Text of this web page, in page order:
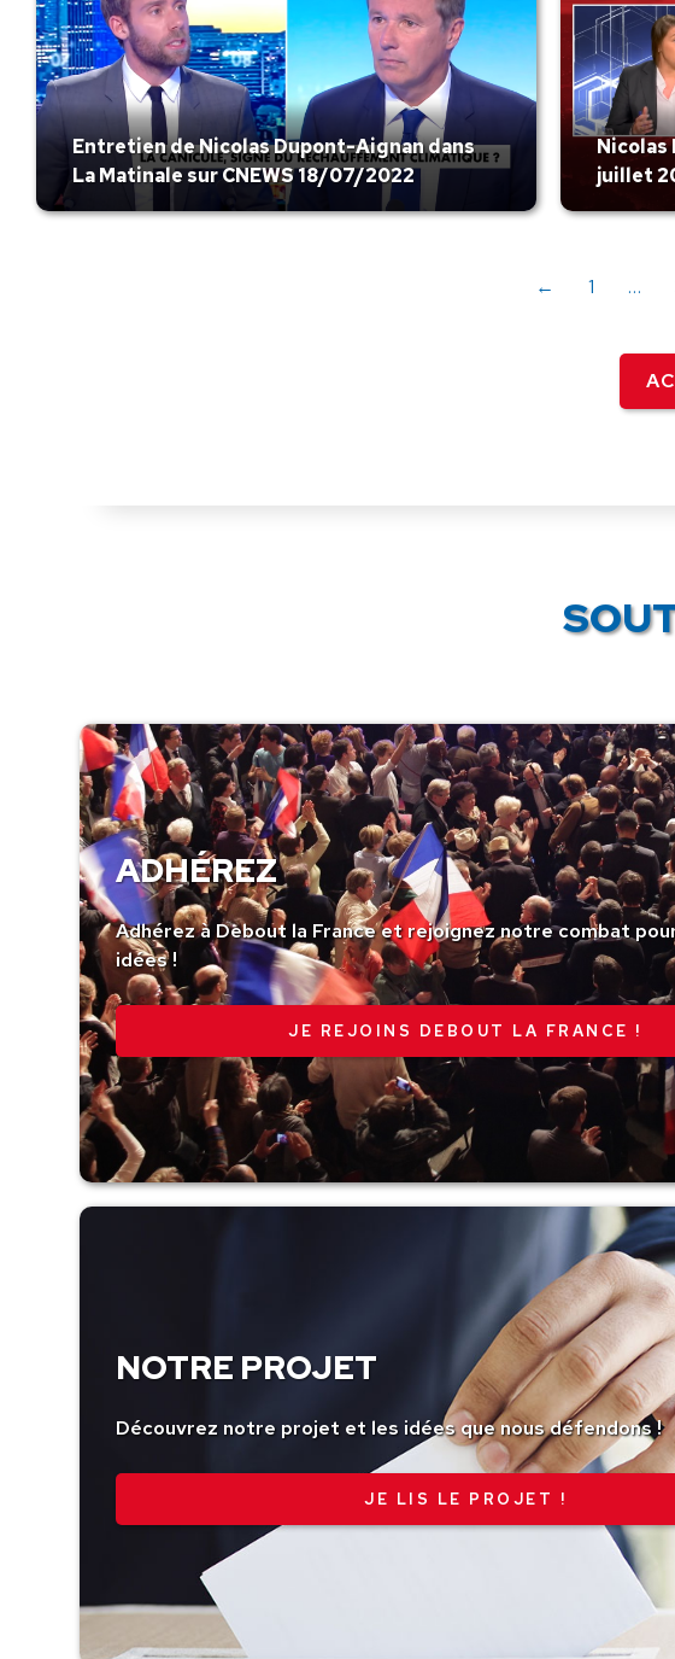
Entretien de Nicolas Dupont-Aignan dans
La Matinale sur CNEWS 18/07/2022
Nicolas
juillet
← 1 …
ADHÉREZ
Adhérez à Debout la France et rejoignez notre combat
idées !
JE REJOINS DEBOUT LA FRANCE !
NOTRE PROJET
Découvrez notre projet et les idées que nous défendons !
JE LIS LE PROJET !